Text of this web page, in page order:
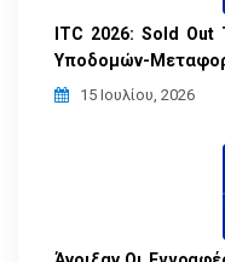
ITC 2026: Sold Out
Υποδομών-
15 Ιουλίου, 2026